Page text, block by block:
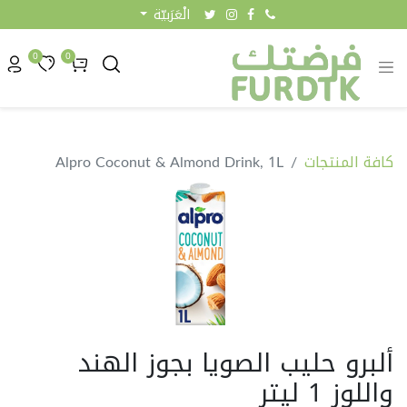
الْعَرَبيّة
0
0
كافة المنتجات Alpro Coconut & Almond Drink, 1L
ألبرو حليب الصويا بجوز الهند
واللوز 1 ليتر